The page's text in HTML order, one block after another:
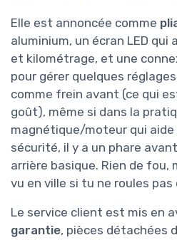
Elle est annoncée comme
aluminium, un écran LED
et kilométrage, et une
pour gérer quelques
comme frein avant (ce qui
goût), même si dans la
magnétique/moteur qui aide
sécurité, il y a un phare
arrière basique. Rien de
vu en ville si tu ne roules
Le service client est mis en
garantie, pièces détachées